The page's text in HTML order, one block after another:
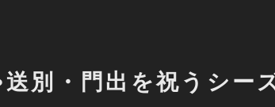
送別・門出を祝うシー